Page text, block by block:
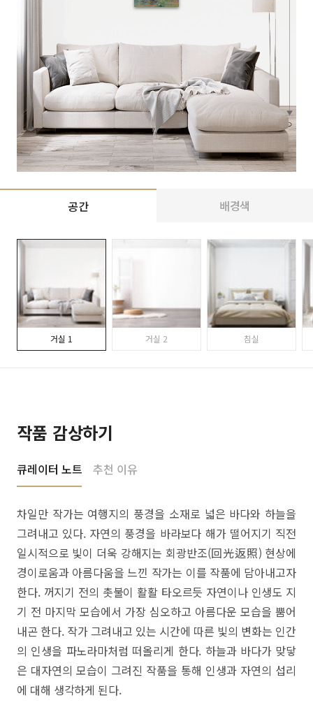
공간 배경색
거실 1 거실 2 침실
작품 감상하기
큐레이터 노트 추천 이유
차일만 작가는 여행지의 풍경을 소재로 넓은 바다와 하늘을
그려내고 있다. 자연의 풍경을 바라보다 해가 떨어지기 직전
일시적으로 빛이 더욱 강해지는 회광반조(回光返照) 현상에
경이로움과 아름다움을 느낀 작가는 이를 작품에 담아내고자
한다. 꺼지기 전의 촛불이 활활 타오르듯 자연이나 인생도 지
기 전 마지막 모습에서 가장 심오하고 아름다운 모습을 뿜어
내곤 한다. 작가 그려내고 있는 시간에 따른 빛의 변화는 인간
의 인생을 파노라마처럼 떠올리게 한다. 하늘과 바다가 맞닿
은 대자연의 모습이 그려진 작품을 통해 인생과 자연의 섭리
에 대해 생각하게 된다.